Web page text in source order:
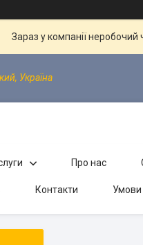
Зараз у компанії
Україна
Про нас
Контакти Умови